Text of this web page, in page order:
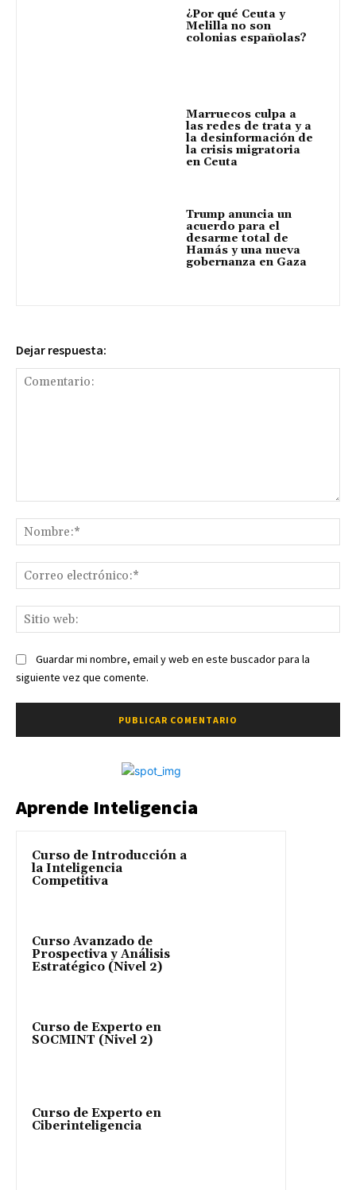
¿Por qué Ceuta y
Melilla no son
colonias españolas?
Marruecos culpa a
las redes de trata y a
la desinformación de
la crisis migratoria
en Ceuta
Trump anuncia un
acuerdo para el
desarme total de
Hamás y una nueva
gobernanza en Gaza
Dejar respuesta:
Guardar mi nombre, email y web en este buscador para la
siguiente vez que comente.
Aprende Inteligencia
Curso de Introducción a
la Inteligencia
Competitiva
Curso Avanzado de
Prospectiva y Análisis
Estratégico (Nivel 2)
Curso de Experto en
SOCMINT (Nivel 2)
Curso de Experto en
Ciberinteligencia